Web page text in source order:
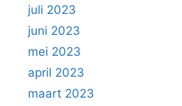
juli 2023
juni 2023
mei 2023
april 2023
maart 2023